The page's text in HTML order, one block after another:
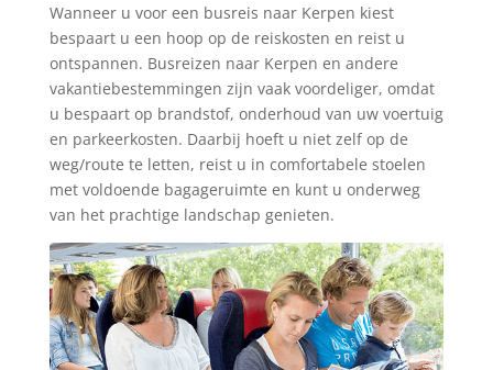
Wanneer u voor een busreis naar Kerpen kiest
bespaart u een hoop op de reiskosten en reist u
ontspannen. Busreizen naar Kerpen en andere
vakantiebestemmingen zijn vaak voordeliger, omdat
u bespaart op brandstof, onderhoud van uw voertuig
en parkeerkosten. Daarbij hoeft u niet zelf op de
weg/route te letten, reist u in comfortabele stoelen
met voldoende bagageruimte en kunt u onderweg
van het prachtige landschap genieten.